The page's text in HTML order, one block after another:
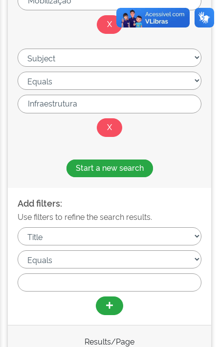
Start a new search
Add filters:
Use filters to refine the search results.
Results/Page